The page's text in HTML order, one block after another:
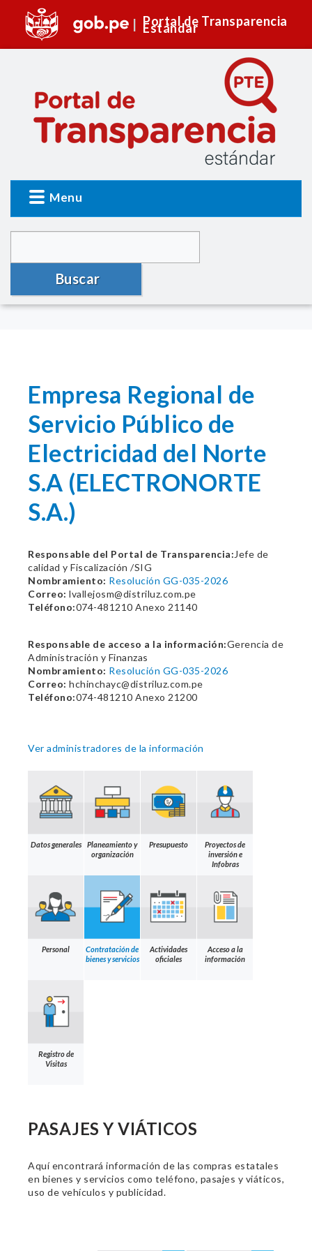
Portal de Transparencia
Estándar
Menu
Buscar
Empresa Regional de
Servicio Público de
Electricidad del Norte
S.A (ELECTRONORTE
S.A.)
Responsable del Portal de Transparencia: Jefe de
calidad y Fiscalización /SIG
Nombramiento: Resolución GG-035-2026
Correo: lvallejosm@distriluz.com.pe
Teléfono:074-481210 Anexo 21140
Responsable de acceso a la información:Gerencia de
Administración y Finanzas
Nombramiento: Resolución GG-035-2026
Correo: hchinchayc@distriluz.com.pe
Teléfono:074-481210 Anexo 21200
Ver administradores de la información
Datos generales
Planeamiento y
organización
Presupuesto
Proyectos de
inversión e
Infobras
Personal
Contratación de
bienes y servicios
Actividades
oficiales
Acceso a la
información
Registro de
Visitas
PASAJES Y VIÁTICOS
Aquí encontrará información de las compras estatales
en bienes y servicios como teléfono, pasajes y viáticos,
uso de vehículos y publicidad.